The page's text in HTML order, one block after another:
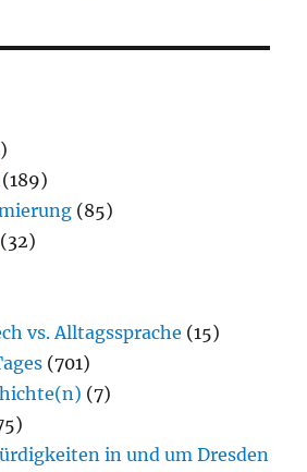
(189)
(85)
(32)
vs. Alltagssprache (15)
(701)
(7)
in und um Dresden